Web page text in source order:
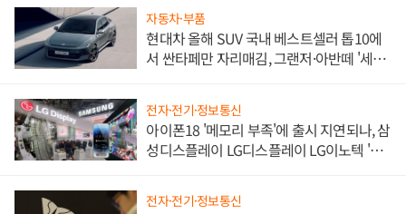
자동차·부품
현대차 올해 SUV 국내 베스트셀러 톱10에
서 싼타페만 자리매김, 그랜저·아반떼 '세단
전자·전기·정보통신
아이폰18 '메모리 부족'에 출시 지연되나, 삼
성디스플레이 LG디스플레이 LG이노텍 '탈
전자·전기·정보통신